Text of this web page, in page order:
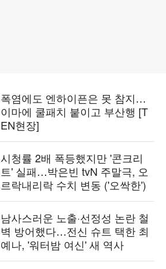
폭염에도 엔하이픈은 못 참지…
이마에 쿨패치 붙이고 부산행 [T
EN현장]
시청률 2배 폭등했지만 '콘크리
트' 실패…박은빈 tvN 주말극, 오
르락내리락 수치 변동 ('오싹한')
남사스러운 노출·선정성 논란 철
벽 방어했다…전신 슈트 택한 최
예나, '워터밤 여신' 새 역사